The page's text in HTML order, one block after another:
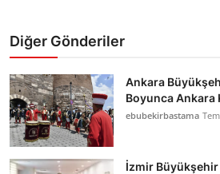
Diğer Gönderiler
Ankara
Boyunca Ankara
ebubekirbastama
İzmir Büyükşehir